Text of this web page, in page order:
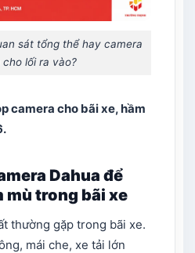
sát tổng thể hay camera
lối ra vào?
camera cho bãi xe, hầm
.
Dahua để
mù trong bãi xe
thường gặp trong bãi xe.
mái che, xe tải lớn